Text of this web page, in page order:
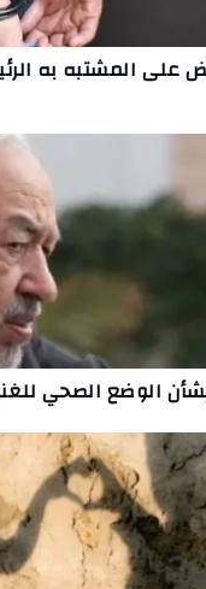
على المشتبه به
الوضع الصحي